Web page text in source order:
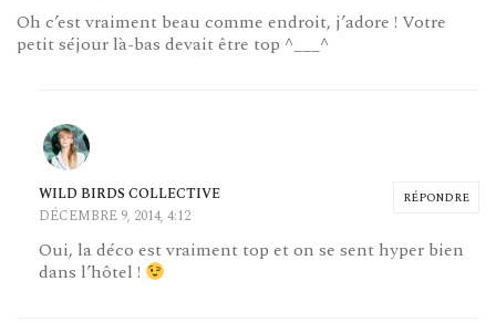
Oh c’est vraiment beau comme endroit, j’adore ! Votre
petit séjour là-bas devait être top ^___^
RÉPONDRE
WILD BIRDS COLLECTIVE
DÉCEMBRE 9, 2014, 4:12
Oui, la déco est vraiment top et on se sent hyper bien
dans l’hôtel !